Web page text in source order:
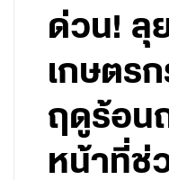
ด่วน! ลุ
เกษตร
ฤดูร้อน
หน้าที่ช่